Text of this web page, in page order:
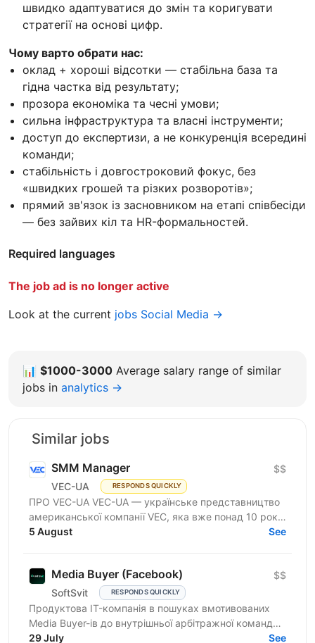
швидко адаптуватися до змін та коригувати
стратегії на основі цифр.
Чому варто обрати нас:
оклад + хороші відсотки — стабільна база та
гідна частка від результату;
прозора економіка та чесні умови;
сильна інфраструктура та власні інструменти;
доступ до експертизи, а не конкуренція всередині
команди;
стабільність і довгостроковий фокус, без
«швидких грошей та різких розворотів»;
прямий зв'язок із засновником на етапі співбесіди
— без зайвих кіл та HR-формальностей.
Required languages
The job ad is no longer active
Look at the current jobs Social Media →
📊 $1000-3000 Average salary range of similar
jobs in analytics →
Similar jobs
SMM Manager
VEC-UA RESPONDS QUICKLY
$$
ПРО VEC-UA VEC-UA — українське представництво
американської компанії VEC, яка вже понад 10 років
трансформує будівельну галузь за допомогою BIM
5 August See
Media Buyer (Facebook)
SoftSvit RESPONDS QUICKLY
$$
Продуктова IT-компанія в пошуках вмотивованих
Media Buyer-ів до внутрішньої арбітражної команди.
Розглядаємо спеціалістів із досвідом самостійних
29 July See